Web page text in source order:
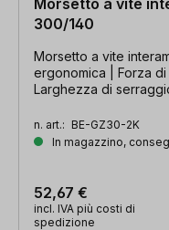
300/140
Morsetto a vite
ergonomica | Forza di
Larghezza di
n. art.: BE-GZ30-2K
In magazzino,
52,67 €
incl. IVA più costi di
spedizione